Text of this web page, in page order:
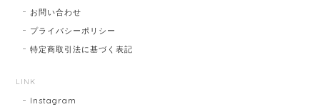
お問い合わせ
プライバシーポリシー
特定商取引法に基づく表記
LINK
Instagram